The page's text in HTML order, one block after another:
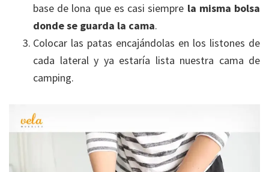
base de lona que es casi siempre la misma bolsa
donde se guarda la cama.
Colocar las patas encajándolas en los listones de
cada lateral y ya estaría lista nuestra cama de
camping.